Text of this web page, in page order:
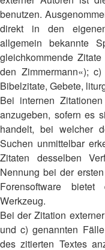
benutzen.
direkt in den
allgemein bekannte
gleichkommende
den Zimmermann«);
Bibelzitate, Gebete,
Bei internen
anzugeben, sofern es
handelt, bei welcher
Suchen unmittelbar
Zitaten desselben
Nennung bei der
Forensoftware
Werkzeug.
Bei der Zitation
und c) genannten
des zitierten Textes